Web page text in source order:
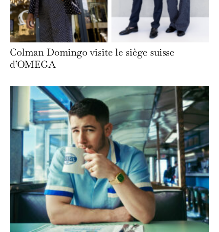
Colman Domingo visite le siège suisse
d’OMEGA